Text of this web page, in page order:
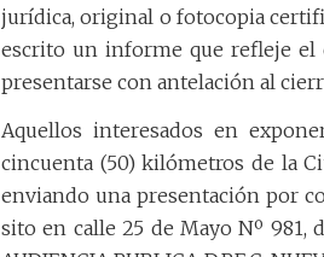
jurídica, original o fotocopia
escrito un informe que refleje el
presentarse con antelación al
Aquellos interesados en
cincuenta (50) kilómetros de la
enviando una presentación por
sito en calle 25 de Mayo Nº 981,